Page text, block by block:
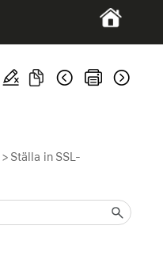
> Ställa in SSL-